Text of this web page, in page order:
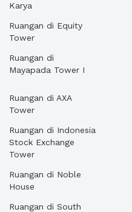
Karya
Ruangan di Equity
Tower
Ruangan di
Mayapada Tower I
Ruangan di AXA
Tower
Ruangan di Indonesia
Stock Exchange
Tower
Ruangan di Noble
House
Ruangan di South